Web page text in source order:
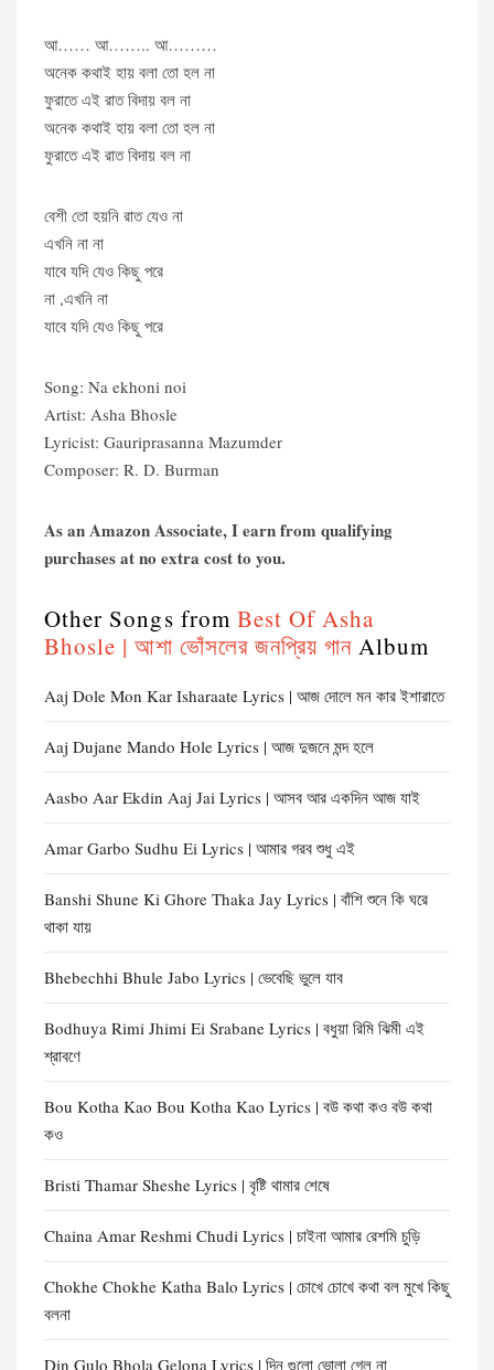
আ…… আ…….. আ………
অনেক কথাই হায় বলা তো হল না
ফুরাতে এই রাত বিদায় বল না
অনেক কথাই হায় বলা তো হল না
ফুরাতে এই রাত বিদায় বল না
বেশী তো হ​য়নি রাত যেও না
এখনি না না
যাবে যদি যেও কিছু পরে
না ,এখনি না
যাবে যদি যেও কিছু পরে
Song: Na ekhoni noi
Artist: Asha Bhosle
Lyricist: Gauriprasanna Mazumder
Composer: R. D. Burman
As an Amazon Associate, I earn from qualifying
purchases at no extra cost to you.
Other Songs from Best Of Asha
Bhosle | আশা ভোঁসলের জনপ্রিয় গান Album
Aaj Dole Mon Kar Isharaate Lyrics | আজ দোলে মন কার ইশারাতে
Aaj Dujane Mando Hole Lyrics | আজ দুজনে মন্দ হলে
Aasbo Aar Ekdin Aaj Jai Lyrics | আসব আর একদিন আজ যাই
Amar Garbo Sudhu Ei Lyrics | আমার গরব শুধু এই
Banshi Shune Ki Ghore Thaka Jay Lyrics | বাঁশি শুনে কি ঘরে
থাকা যায়
Bhebechhi Bhule Jabo Lyrics | ভেবেছি ভুলে যাব
Bodhuya Rimi Jhimi Ei Srabane Lyrics | বধুয়া রিমি ঝিমী এই
শ্রাবণে
Bou Kotha Kao Bou Kotha Kao Lyrics | বউ কথা কও বউ কথা
কও
Bristi Thamar Sheshe Lyrics | বৃষ্টি থামার শেষে
Chaina Amar Reshmi Chudi Lyrics | চাইনা আমার রেশমি চুড়ি
Chokhe Chokhe Katha Balo Lyrics | চোখে চোখে কথা বল মুখে কিছু
বলনা
Din Gulo Bhola Gelona Lyrics | দিন গুলো ভোলা গেল না